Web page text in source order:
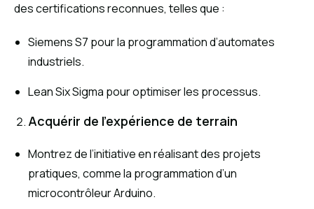
des certifications reconnues, telles que :
Siemens S7 pour la programmation d’automates
industriels.
Lean Six Sigma pour optimiser les processus.
Acquérir de l’expérience de terrain
Montrez de l’initiative en réalisant des projets
pratiques, comme la programmation d’un
microcontrôleur Arduino.